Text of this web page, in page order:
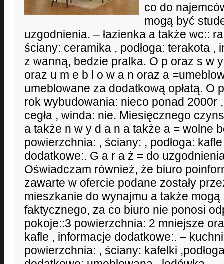
co do
mogą być
uzgodnienia. – łazienka a także wc::
ściany: ceramika , podłoga: terakota ,
z wanną, bedzie pralka. O p oraz s w
oraz u m e b l o w a n oraz a
umeblowane za dodatkową opłatą. O
rok wybudowania: nieco ponad 2000r
cegła , winda: nie. Miesięcznego
a także n w y d a n a także a = wolne
powierzchnia: , ściany: , podłoga:
dodatkowe:. G a r a ż = do
Oświadczam również, że biuro
zawarte w ofercie podane zostały
mieszkanie do wynajmu a także
faktycznego, za co biuro nie ponosi
pokoje::3 powierzchnia: 2 mniejsze
kafle , informacje dodatkowe:. –
powierzchnia: , ściany: kafelki